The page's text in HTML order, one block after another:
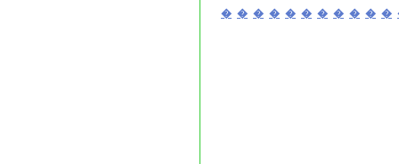
� � � � � � � � � � �